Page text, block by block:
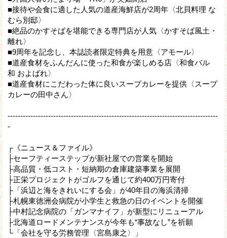
■接待や会食に適した人気の道産海鮮店が2周年〈北貝料理 な
むら別邸〉
■絶品のかすそばを堪能できる専門店が人気〈かすそば風土・
離れ〉
■9周年を記念し、本誌読者限定特典を用意〈アモール〉
■道産食材をふんだんに使った和食が楽しめる店〈和食バル
和 およばれ〉
■道産食材にこだわった体に良いスープカレーを提供〈スープ
カレーの田中さん〉
-----------------------------------------------------------------------------------
-
┌《ニュース＆ファイル》
├セーフティーステップが新社屋での営業を開始
├高品質・低コスト・短納期の倉庫建築事業を展開
├正栄プロジェクトがゴルフを通じて約400万円寄付
├「浜辺と海をきれいにする会」が40年目の海浜清掃
├札幌東徳洲会病院が小学生と救急の日のイベントを開催
├中村記念病院の「ガンマナイフ」が新型にリニューアル
├北海道ロードメンテナンスが今年も“事故なし”を祈願
└「会社を守る労務管理〈宮島康之〉」